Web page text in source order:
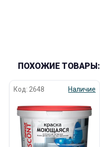
ПОХОЖИЕ ТОВАРЫ:
Код: 2648 Наличие